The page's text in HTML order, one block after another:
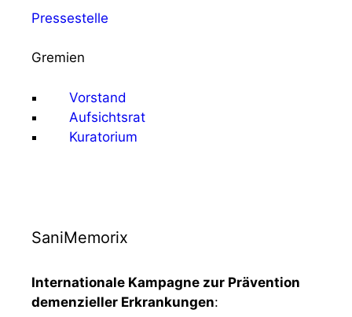
Pressestelle
Gremien
Vorstand
Aufsichtsrat
Kuratorium
SaniMemorix
Internationale Kampagne zur Prävention
demenzieller Erkrankungen: